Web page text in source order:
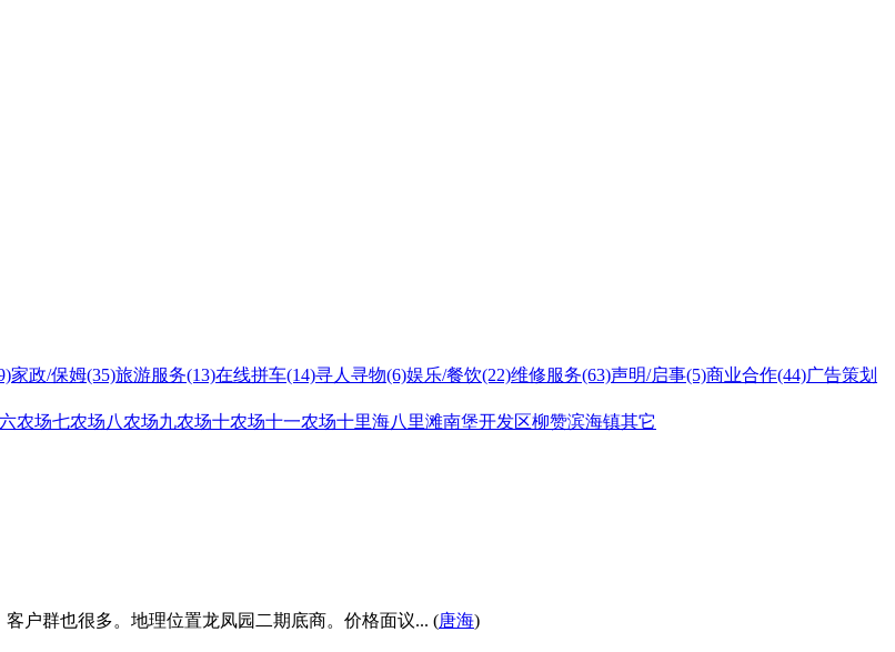
家政/保姆(35)旅游服务(13)在线拼车(14)寻人寻物(6)娱乐/餐饮(22)维修服务(63)声明/启事(5)商业合作(44)广告策划
六农场七农场八农场九农场十农场十一农场十里海八里滩南堡开发区柳赞滨海镇其它
户群也很多。地理位置龙凤园二期底商。价格面议... (唐海)